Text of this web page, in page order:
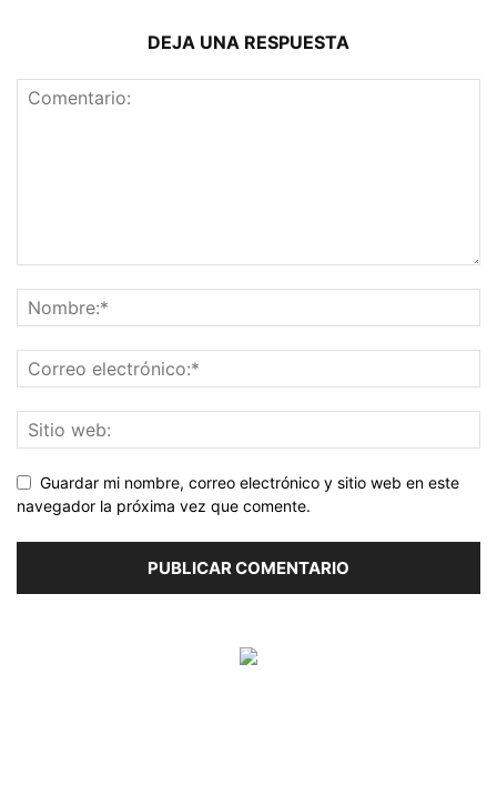
DEJA UNA RESPUESTA
Guardar mi nombre, correo electrónico y sitio web en este
navegador la próxima vez que comente.